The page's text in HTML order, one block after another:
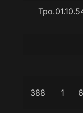
388 1 6